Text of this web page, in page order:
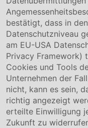
Über uns
Karriere
Service
Kontakt
Zertifikate
bestätigt, dass in
Datenschutzniveau
am EU-USA
Privacy Framework)
Cookies und Tools
Unternehmen der
nicht, kann es sein,
richtig angezeigt
erteilte Einwilligung
Zukunft zu